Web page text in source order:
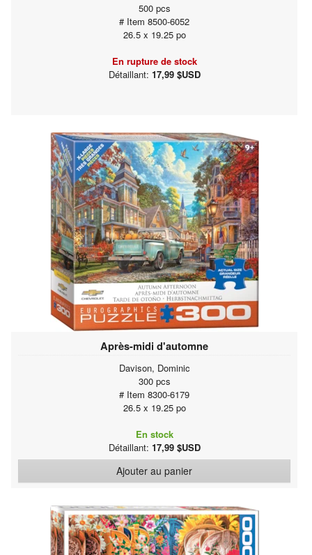
500 pcs
# Item 8500-6052
26.5 x 19.25 po
En rupture de stock
Détaillant: 17,99 $USD
Après-midi d'automne
Davison, Dominic
300 pcs
# Item 8300-6179
26.5 x 19.25 po
En stock
Détaillant: 17,99 $USD
Ajouter au panier